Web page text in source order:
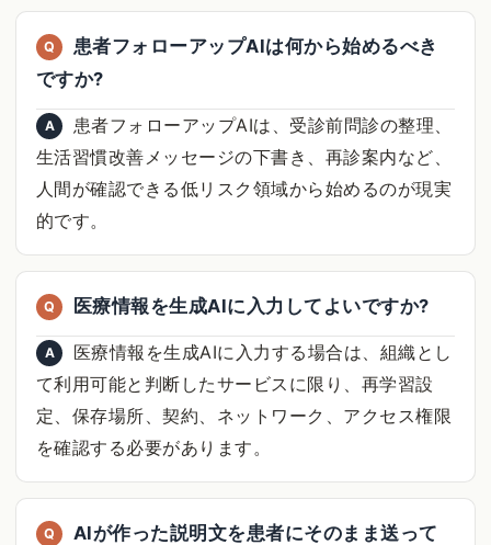
Q
患者フォローアップAIは何から始めるべき
ですか?
A
患者フォローアップAIは、受診前問診の整理、
生活習慣改善メッセージの下書き、再診案内など、
人間が確認できる低リスク領域から始めるのが現実
的です。
Q 医療情報を生成AIに入力してよいですか?
A
医療情報を生成AIに入力する場合は、組織とし
て利用可能と判断したサービスに限り、再学習設
定、保存場所、契約、ネットワーク、アクセス権限
を確認する必要があります。
Q
AIが作った説明文を患者にそのまま送って